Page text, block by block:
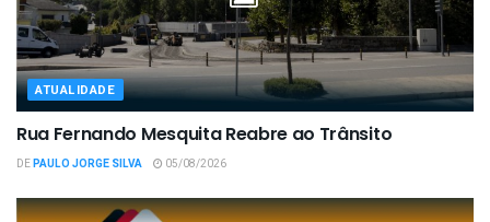
ATUALIDADE
Rua Fernando Mesquita Reabre ao Trânsito
DEPAULO JORGE SILVA 05/08/2026